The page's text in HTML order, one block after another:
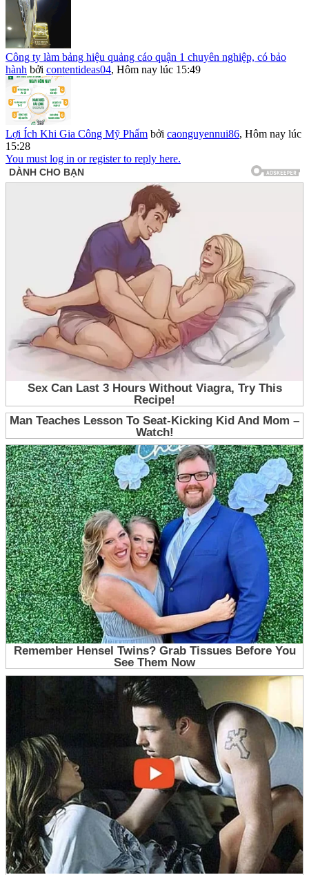
Công ty làm bảng hiệu quảng cáo quận 1 chuyên nghiệp, có bảo
hành bởi contentideas04, Hôm nay lúc 15:49
Lợi Ích Khi Gia Công Mỹ Phẩm bởi caonguyennui86, Hôm nay lúc
15:28
You must log in or register to reply here.